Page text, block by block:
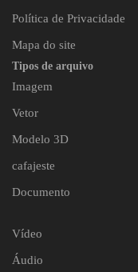
Política de Privacidade
Mapa do site
Tipos de arquivo
Imagem
Vetor
Modelo 3D
cafajeste
Documento
Vídeo
Áudio